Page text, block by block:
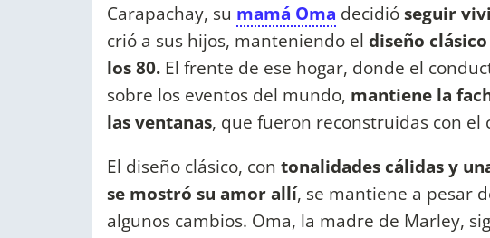
Carapachay, su mamá Oma decidióseguir
crió a sus hijos, manteniendo el diseño
los 80. El frente de ese hogar, donde el
sobre los eventos del mundo, mantiene la
las ventanas, que fueron reconstruidas con el
El diseño clásico, con tonalidades cálidas y
se mostró su amor allí, se mantiene a pesar
algunos cambios. Oma, la madre de Marley,